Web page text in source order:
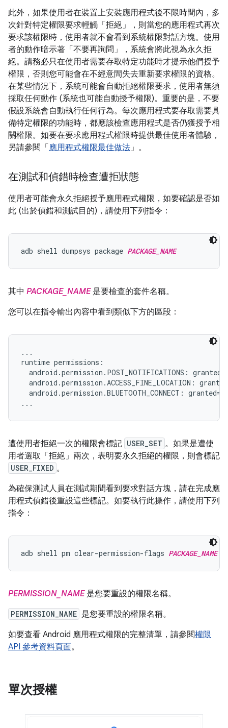
此外，如果使用者在裝置上安裝應用程式後不限時間內，多
次針對特定權限要求輕觸「拒絕」，則當您的應用程式再次
要求該權限時，使用者就不會看到系統權限對話方塊。使用
者的動作暗示著「不要再詢問」，系統會將此視為永久拒
絕。請務必只在使用者需要存取特定功能時才提示他們授予
權限，否則您可能會在不經意間失去重新要求權限的資格。
在某些情況下，系統可能會自動拒絕權限要求，使用者無須
採取任何動作 (系統也可能自動授予權限)。重要的是，不要
假設系統會自動執行任何行為。每次應用程式要存取需要具
備特定權限的功能時，都應該檢查應用程式是否仍獲授予相
關權限。如要在要求應用程式權限時提供最佳使用者體驗，
另請參閱「 應用程式權限最佳做法」。
在測試和偵錯時檢查遭拒狀態
使用者可能會永久拒絕授予應用程式權限，如要確認是否如
此 (出於偵錯和測試目的)，請使用下列指令：
adb shell dumpsys package PACKAGE_NAME
其中 PACKAGE_NAME是要檢查的套件名稱。
您可以在指令輸出內容中看到類似下方的區段：
...
runtime permissions:
android.permission.POST_NOTIFICATIONS:
android.permission.ACCESS_FINE_LOCATION:
android.permission.BLUETOOTH_CONNECT:
遭使用者拒絕一次的權限會標記 USER_SET 。如果是遭使
用者選取「拒絕」 兩次，表明要永久拒絕的權限，則會標記
USER_FIXED 。
為確保測試人員在測試期間看到要求對話方塊，請在完成應
用程式偵錯後重設這些標記。如要執行此操作，請使用下列
指令：
adb shell pm clear-permission-flags PACKAGE_NAME
PERMISSION_NAME是您要重設的權限名稱。
PERMISSION_NAME 是您要重設的權限名稱。
如要查看 Android 應用程式權限的完整清單，請參閱權限
API 參考資料頁面。
單次授權